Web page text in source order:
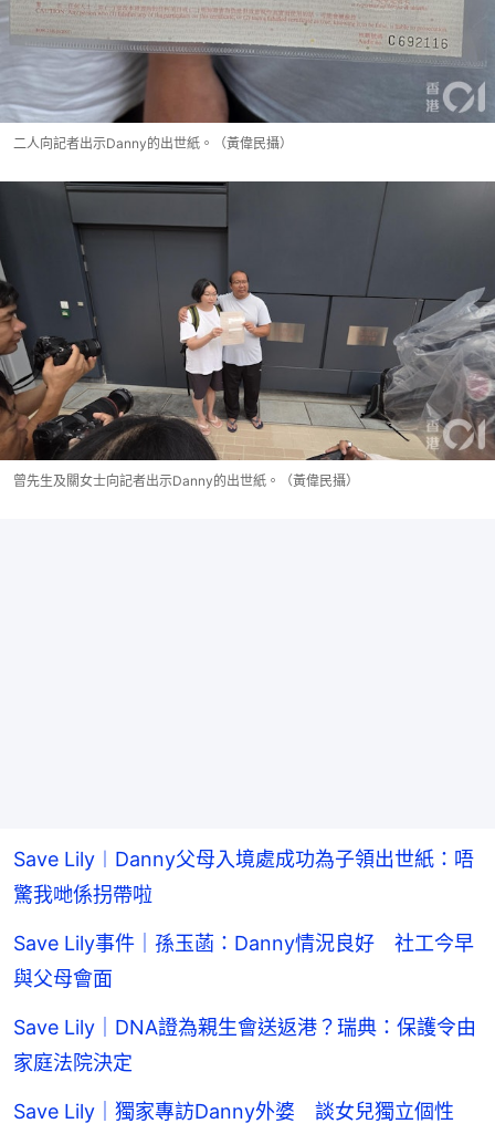
二人向記者出示Danny的出世紙。（黃偉民攝）
曾先生及關女士向記者出示Danny的出世紙。（黃偉民攝）
Save Lily︱Danny父母入境處成功為子領出世紙：唔
驚我哋係拐帶啦
Save Lily事件｜孫玉菡：Danny情況良好 社工今早
與父母會面
Save Lily｜DNA證為親生會送返港？瑞典：保護令由
家庭法院決定
Save Lily｜獨家專訪Danny外婆 談女兒獨立個性